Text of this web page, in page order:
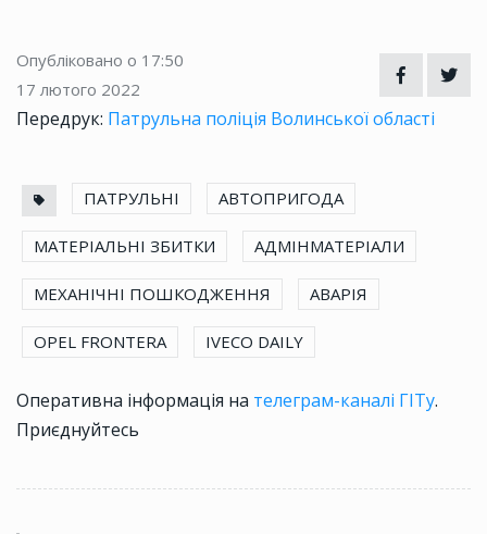
Опубліковано о 17:50
17 лютого 2022
Передрук: Патрульна поліція Волинської області
ПАТРУЛЬНІ АВТОПРИГОДА
МАТЕРІАЛЬНІ ЗБИТКИ АДМІНМАТЕРІАЛИ
МЕХАНІЧНІ ПОШКОДЖЕННЯ АВАРІЯ
OPEL FRONTERA IVECO DAILY
Оперативна інформація на телеграм-каналі ГІТу.
Приєднуйтесь